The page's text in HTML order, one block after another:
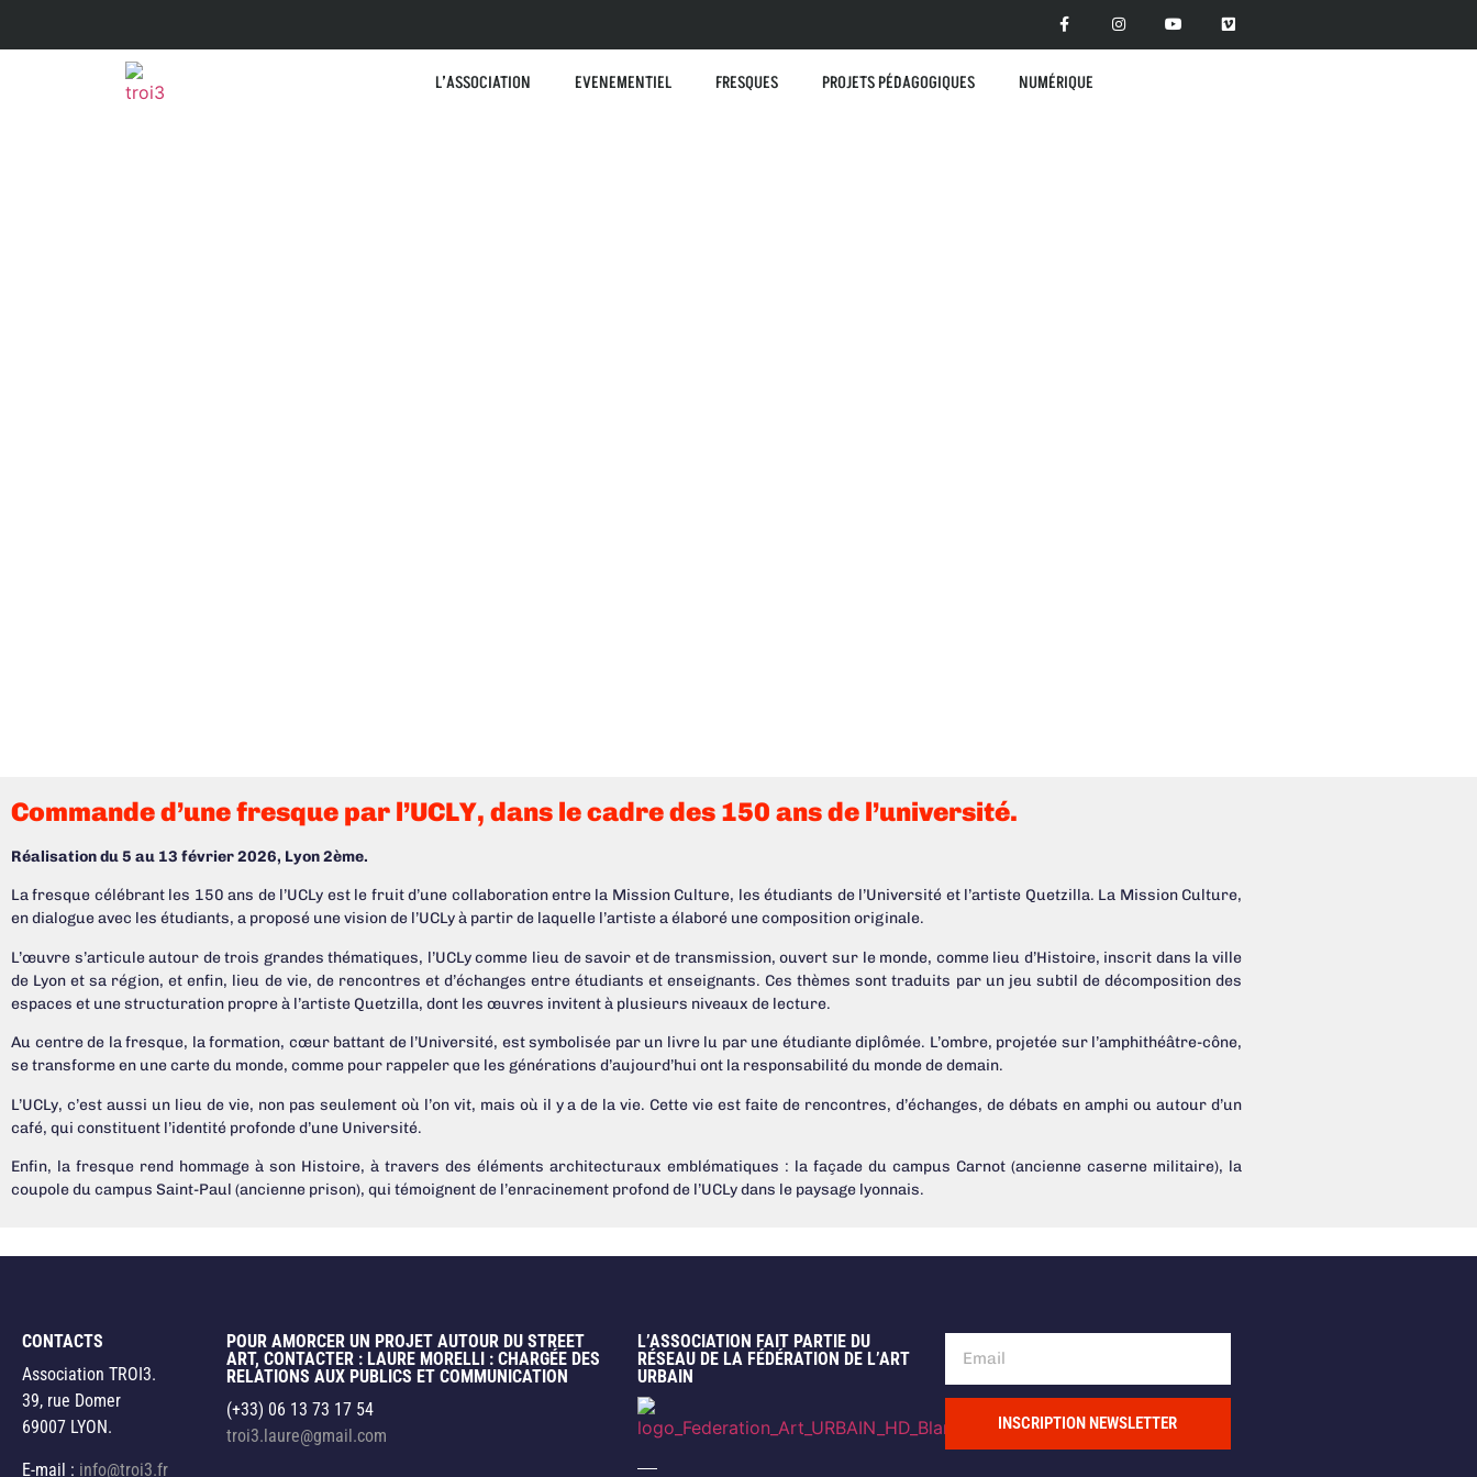
L’ASSOCIATION EVENEMENTIEL FRESQUES PROJETS PÉDAGOGIQUES NUMÉRIQUE
Commande d’une fresque par l’UCLY, dans le cadre des 150 ans de l’université.
Réalisation du 5 au 13 février 2026, Lyon 2ème.
La fresque célébrant les 150 ans de l’UCLy est le fruit d’une collaboration entre la Mission Culture, les étudiants de l’Université et l’artiste Quetzilla. La Mission Culture,
en dialogue avec les étudiants, a proposé une vision de l’UCLy à partir de laquelle l’artiste a élaboré une composition originale.
L’œuvre s’articule autour de trois grandes thématiques, l’UCLy comme lieu de savoir et de transmission, ouvert sur le monde, comme lieu d’Histoire, inscrit dans la ville
de Lyon et sa région, et enfin, lieu de vie, de rencontres et d’échanges entre étudiants et enseignants. Ces thèmes sont traduits par un jeu subtil de décomposition des
espaces et une structuration propre à l’artiste Quetzilla, dont les œuvres invitent à plusieurs niveaux de lecture.
Au centre de la fresque, la formation, cœur battant de l’Université, est symbolisée par un livre lu par une étudiante diplômée. L’ombre, projetée sur l’amphithéâtre-cône,
se transforme en une carte du monde, comme pour rappeler que les générations d’aujourd’hui ont la responsabilité du monde de demain.
L’UCLy, c’est aussi un lieu de vie, non pas seulement où l’on vit, mais où il y a de la vie. Cette vie est faite de rencontres, d’échanges, de débats en amphi ou autour d’un
café, qui constituent l’identité profonde d’une Université.
Enfin, la fresque rend hommage à son Histoire, à travers des éléments architecturaux emblématiques : la façade du campus Carnot (ancienne caserne militaire), la
coupole du campus Saint-Paul (ancienne prison), qui témoignent de l’enracinement profond de l’UCLy dans le paysage lyonnais.
CONTACTS
Association TROI3.
39, rue Domer
69007 LYON.
E-mail : info@troi3.fr
POUR AMORCER UN PROJET AUTOUR DU STREET
ART, CONTACTER : LAURE MORELLI : CHARGÉE DES
RELATIONS AUX PUBLICS ET COMMUNICATION
(+33) 06 13 73 17 54
troi3.laure@gmail.com
L’ASSOCIATION FAIT PARTIE DU
RÉSEAU DE LA FÉDÉRATION DE L’ART
URBAIN
INSCRIPTION NEWSLETTER